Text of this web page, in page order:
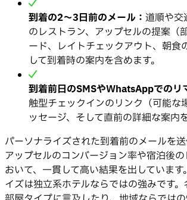
到着の2～3日前のメール： 道順や交
のレストラン、アップセルの提案（
ード、レイトチェックアウト、朝食
して到着時の案内を含めます。
到着前日のSMSやWhatsAppでのリ
触型チェックインのリンク（可能な
ッセージ、そして直前の詳細な案内
パーソナライズされた到着前のメールを送
アップセルのコンバージョン率や宿泊後
おいて、一貫して高い結果を出していま
イズは独立系ホテルならではの強みです。